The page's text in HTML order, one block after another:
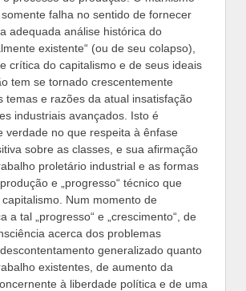
falha no sentido de fornecer
adequada análise histórica do
existente“ (ou de seu colapso),
crítica do capitalismo e de seus ideais
tem se tornado crescentemente
temas e razões da atual insatisfação
industriais avançados. Isto é
verdade no que respeita à ênfase
sobre as classes, e sua afirmação
proletário industrial e as formas
e „progresso“ técnico que
Num momento de
a tal „progresso“ e „crescimento“, de
acerca dos problemas
generalizado quanto
existentes, de aumento da
à liberdade política e de uma